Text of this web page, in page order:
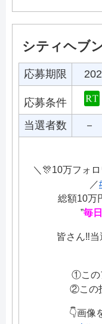
シティヘブ
応募期限
応募条件
当選者数
－
＼🎊10万フォ
／
総額10万
”毎日
皆さん‼当
①この
②この
👇画像